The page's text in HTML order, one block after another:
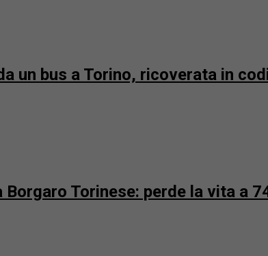
un bus a Torino, ricoverata in
Torinese: perde la vita a